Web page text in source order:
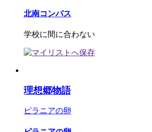
北南コンパス
学校に間に合わない
理想郷物語
ピラニアの卵